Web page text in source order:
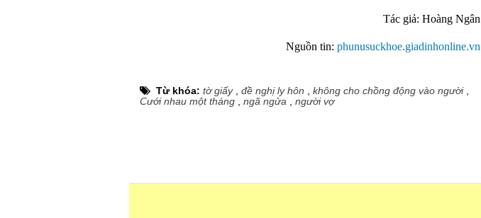
Tác giả: Hoàng Ngân
Nguồn tin: phunusuckhoe.giadinhonline.vn
Từ khóa: tờ giấy, đề nghị ly hôn không cho chồng động vào người,
Cưới nhau một tháng
ngã ngửa người vợ